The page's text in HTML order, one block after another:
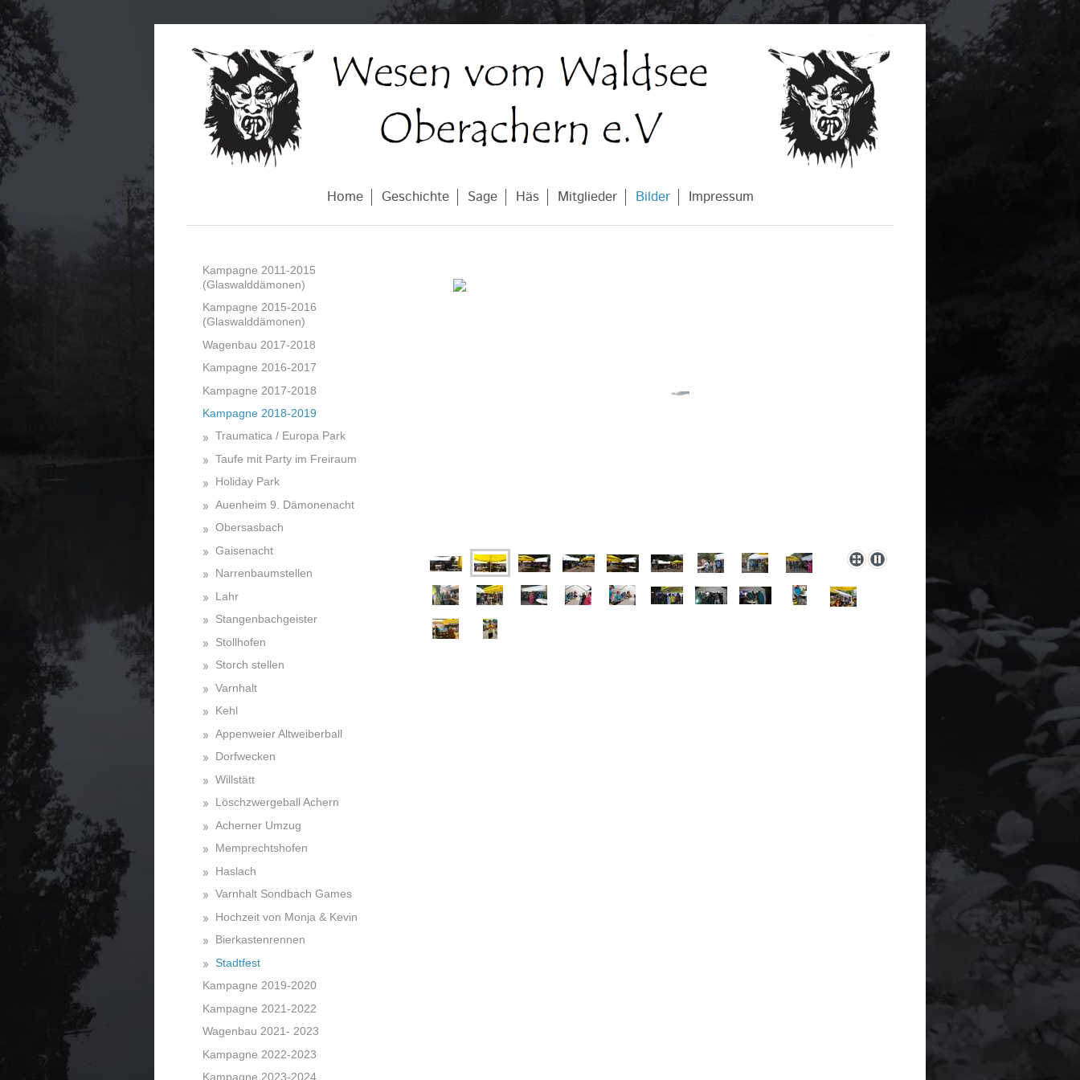
Home Geschichte Sage Häs Mitglieder Bilder Impressum
Kampagne 2011-2015
(Glaswalddämonen)
Kampagne 2015-2016
(Glaswalddämonen)
Wagenbau 2017-2018
Kampagne 2016-2017
Kampagne 2017-2018
Kampagne 2018-2019
Traumatica / Europa Park
Taufe mit Party im Freiraum
Holiday Park
Auenheim 9. Dämonenacht
Obersasbach
Gaisenacht
Narrenbaumstellen
Lahr
Stangenbachgeister
Stollhofen
Storch stellen
Varnhalt
Kehl
Appenweier Altweiberball
Dorfwecken
Willstätt
Löschzwergeball Achern
Acherner Umzug
Memprechtshofen
Haslach
Varnhalt Sondbach Games
Hochzeit von Monja & Kevin
Bierkastenrennen
Stadtfest
Kampagne 2019-2020
Kampagne 2021-2022
Wagenbau 2021- 2023
Kampagne 2022-2023
Kampagne 2023-2024